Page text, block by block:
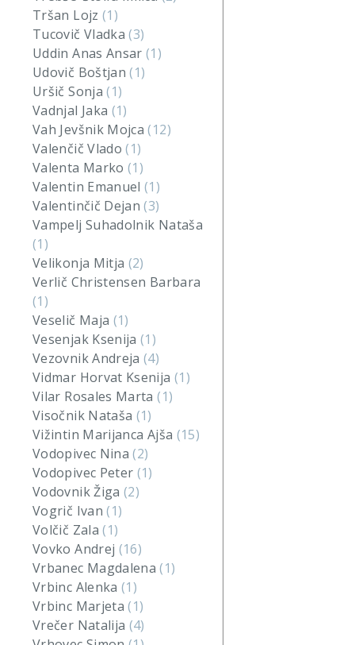
Tršan Lojz (1)
Tucovič Vladka(3)
Uddin Anas Ansar(1)
Udovič Boštjan(1)
Uršič Sonja(1)
Vadnjal Jaka (1)
Vah Jevšnik Mojca(12)
Valenčič Vlado(1)
Valenta Marko(1)
Valentin Emanuel(1)
Valentinčič Dejan(3)
Vampelj Suhadolnik Nataša
(1)
Velikonja Mitja (2)
Verlič Christensen Barbara
(1)
Veselič Maja (1)
Vesenjak Ksenija(1)
Vezovnik Andreja(4)
Vidmar Horvat Ksenija (1)
Vilar Rosales Marta(1)
Visočnik Nataša (1)
Vižintin Marijanca Ajša (15)
Vodopivec Nina(2)
Vodopivec Peter (1)
Vodovnik Žiga(2)
Vogrič Ivan(1)
Volčič Zala(1)
Vovko Andrej (16)
Vrbanec Magdalena(1)
Vrbinc Alenka(1)
Vrbinc Marjeta(1)
Vrečer Natalija (4)